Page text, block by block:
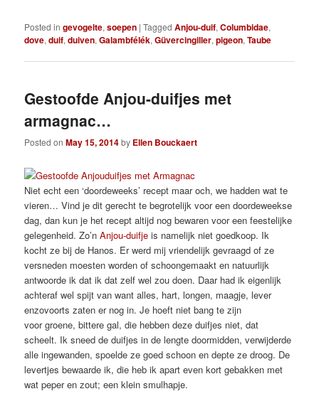
Posted in gevogelte,soepen |Tagged Anjou-duif,Columbidae,
dove,duif,duiven,Galambfélék,Güvercingiller,pigeon,Taube
Gestoofde Anjou-duifjes met
armagnac…
Posted onMay 15, 2014by Ellen Bouckaert
Niet echt een ‘doordeweeks’ recept maar och, we hadden wat te
vieren… Vind je dit gerecht te begrotelijk voor een doordeweekse
dag, dan kun je het recept altijd nog bewaren voor een feestelijke
gelegenheid. Zo’nAnjou-duifje is namelijk niet goedkoop. Ik
kocht ze bij de Hanos. Er werd mij vriendelijk gevraagd of ze
versneden moesten worden of schoongemaakt en natuurlijk
antwoorde ik dat ik dat zelf wel zou doen. Daar had ik eigenlijk
achteraf wel spijt van want alles, hart, longen, maagje, lever
enzovoorts zaten er nog in. Je hoeft niet bang te zijn
voor groene, bittere gal, die hebben deze duifjes niet, dat
scheelt. Ik sneed de duifjes in de lengte doormidden, verwijderde
alle ingewanden, spoelde ze goed schoon en depte ze droog. De
levertjes bewaarde ik, die heb ik apart even kort gebakken met
wat peper en zout; een klein smulhapje.